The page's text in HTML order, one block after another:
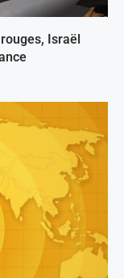
Israël